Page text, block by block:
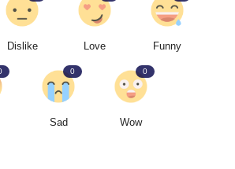
Dislike Love Funny
Sad
0
Wow
0